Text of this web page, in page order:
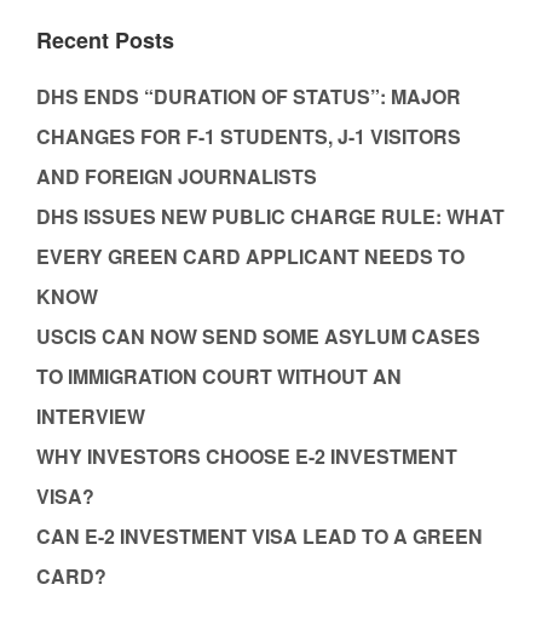
Recent Posts
DHS ENDS “DURATION OF STATUS”: MAJOR
CHANGES FOR F-1 STUDENTS, J-1 VISITORS
AND FOREIGN JOURNALISTS
DHS ISSUES NEW PUBLIC CHARGE RULE: WHAT
EVERY GREEN CARD APPLICANT NEEDS TO
KNOW
USCIS CAN NOW SEND SOME ASYLUM CASES
TO IMMIGRATION COURT WITHOUT AN
INTERVIEW
WHY INVESTORS CHOOSE E-2 INVESTMENT
VISA?
CAN E-2 INVESTMENT VISA LEAD TO A GREEN
CARD?